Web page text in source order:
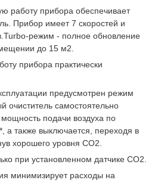
работу прибора обеспечивает
Прибор имеет 7 скоростей и
режим - полное обновление
до 15 м2.
прибора практически
предусмотрен режим
очиститель самостоятельно
подачи воздуха по
а также выключается, переходя в
хорошего уровня CO2.
при установленном датчике CO2.
минимизирует расходы на